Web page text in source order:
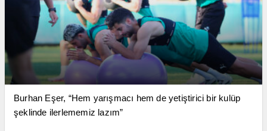
Burhan Eşer, “Hem yarışmacı hem de yetiştirici bir kulüp
şeklinde ilerlememiz lazım”